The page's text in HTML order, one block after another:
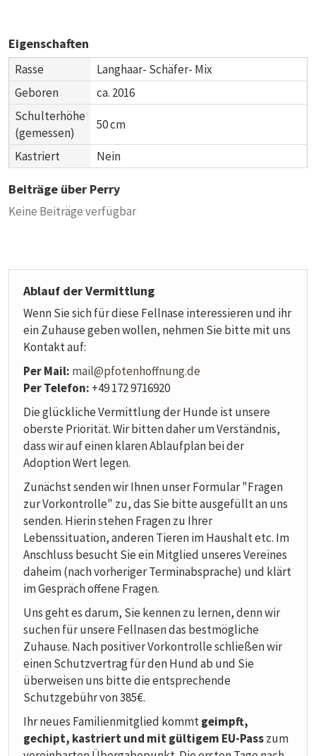
Eigenschaften
Rasse
Langhaar- Schäfer- Mix
Geboren
ca. 2016
Schulterhöhe
(gemessen)
50 cm
Kastriert Nein
Beiträge über Perry
Keine Beiträge verfügbar
Ablauf der Vermittlung
Wenn Sie sich für diese Fellnase interessieren und ihr
ein Zuhause geben wollen, nehmen Sie bitte mit uns
Kontakt auf:
Per Mail: mail@pfotenhoffnung.de
Per Telefon: +49 172 9716920
Die glückliche Vermittlung der Hunde ist unsere
oberste Priorität. Wir bitten daher um Verständnis,
dass wir auf einen klaren Ablaufplan bei der
Adoption Wert legen.
Zunächst senden wir Ihnen unser Formular "Fragen
zur Vorkontrolle" zu, das Sie bitte ausgefüllt an uns
senden. Hierin stehen Fragen zu Ihrer
Lebenssituation, anderen Tieren im Haushalt etc. Im
Anschluss besucht Sie ein Mitglied unseres Vereines
daheim (nach vorheriger Terminabsprache) und klärt
im Gespräch offene Fragen.
Uns geht es darum, Sie kennen zu lernen, denn wir
suchen für unsere Fellnasen das bestmögliche
Zuhause. Nach positiver Vorkontrolle schließen wir
einen Schutzvertrag für den Hund ab und Sie
überweisen uns bitte die entsprechende
Schutzgebühr von 385€.
Ihr neues Familienmitglied kommtgeimpft,
gechipt, kastriert und mit gültigem EU-Passzum